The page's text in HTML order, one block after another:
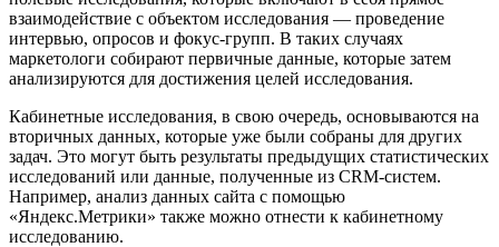
взаимодействие с объектом исследования — проведение
интервью, опросов и фокус-групп. В таких случаях
маркетологи собирают первичные данные, которые затем
анализируются для достижения целей исследования.
Кабинетные исследования, в свою очередь, основываются на
вторичных данных, которые уже были собраны для других
задач. Это могут быть результаты предыдущих статистических
исследований или данные, полученные из CRM-систем.
Например, анализ данных сайта с помощью
«Яндекс.Метрики» также можно отнести к кабинетному
исследованию.